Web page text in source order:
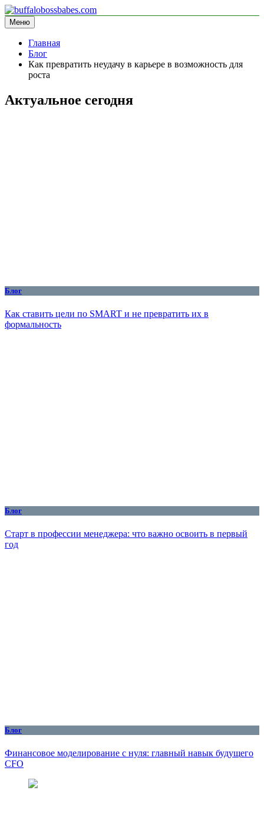
Перейти
к
содержимому
buffalobossbabes.com
информационный сайт
Меню
Главная
Блог
Как превратить неудачу в карьере в возможность для
роста
Актуальное сегодня
Блог
Как ставить цели по SMART и не превратить их в
формальность
Блог
Старт в профессии менеджера: что важно освоить в первый
год
Блог
Финансовое моделирование с нуля: главный навык будущего
CFO